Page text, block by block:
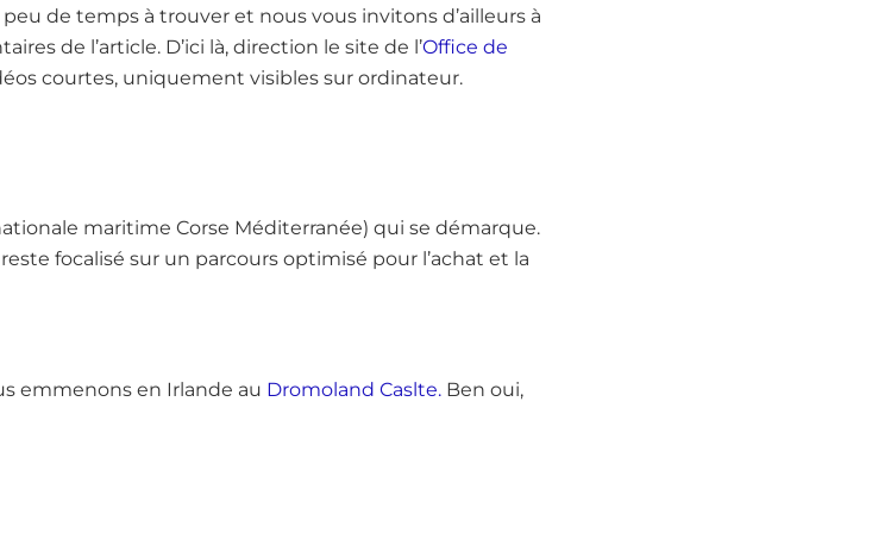
de temps à trouver et nous vous invitons d’ailleurs à
de l’article. D’ici là, direction le site de l’Office de
courtes, uniquement visibles sur ordinateur.
maritime Corse Méditerranée) qui se démarque.
focalisé sur un parcours optimisé pour l’achat et la
emmenons en Irlande au Dromoland Caslte. Ben oui,